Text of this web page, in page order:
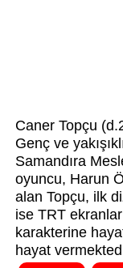
Caner Topçu
Genç ve
Samandıra
oyuncu, Harun
alan Topçu, ilk
ise TRT
karakterine
hayat